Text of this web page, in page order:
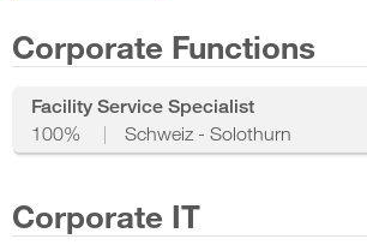
Corporate Functions
Facility Service Specialist
100%
Schweiz - Solothurn
Corporate IT